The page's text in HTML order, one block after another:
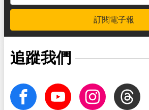
訂閱電子報
追蹤我們
facebook Youtube InstagramThreads